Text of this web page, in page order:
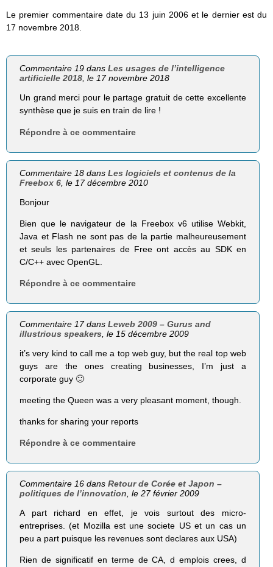
Le premier commentaire date du 13 juin 2006 et le dernier est du
17 novembre 2018.
Commentaire 19 dansLes usages de l’intelligence
artificielle 2018, le 17 novembre 2018
Un grand merci pour le partage gratuit de cette excellente
synthèse que je suis en train de lire !
Répondre à ce commentaire
Commentaire 18 dansLes logiciels et contenus de la
Freebox 6 , le 17 décembre 2010
Bonjour
Bien que le navigateur de la Freebox v6 utilise Webkit,
Java et Flash ne sont pas de la partie malheureusement
et seuls les partenaires de Free ont accès au SDK en
C/C++ avec OpenGL.
Répondre à ce commentaire
Commentaire 17 dansLeweb 2009 – Gurus and
illustrious speakers , le 15 décembre 2009
it’s very kind to call me a top web guy, but the real top web
guys are the ones creating businesses, I’m just a
corporate guy 🙂
meeting the Queen was a very pleasant moment, though.
thanks for sharing your reports
Répondre à ce commentaire
Commentaire 16 dansRetour de Corée et Japon –
politiques de l’innovation, le 27 février 2009
A part richard en effet, je vois surtout des micro-
entreprises. (et Mozilla est une societe US et un cas un
peu a part puisque les revenues sont declares aux USA)
Rien de significatif en terme de CA, d emplois crees, d